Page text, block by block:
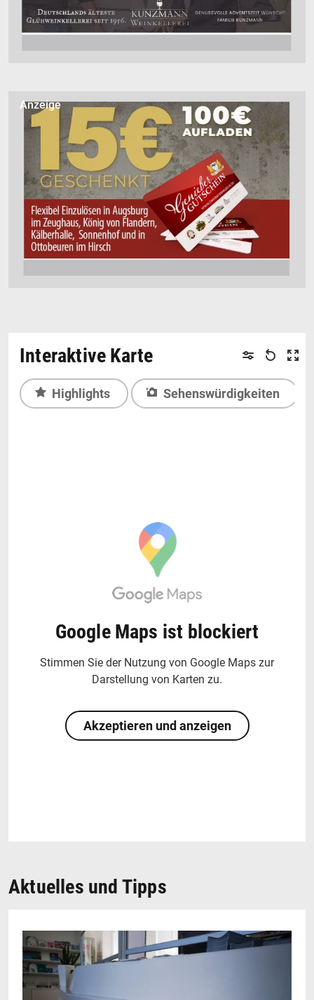
Anzeige
Interaktive Karte
Highlights Sehenswürdigkeiten
Google Maps ist blockiert
Stimmen Sie der Nutzung von Google Maps zur
Darstellung von Karten zu.
Akzeptieren und anzeigen
Aktuelles und Tipps